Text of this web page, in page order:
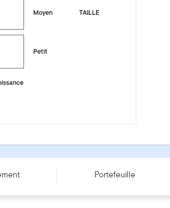
TAILLE
Moyen
Petit
A - CAD
Portefeuille